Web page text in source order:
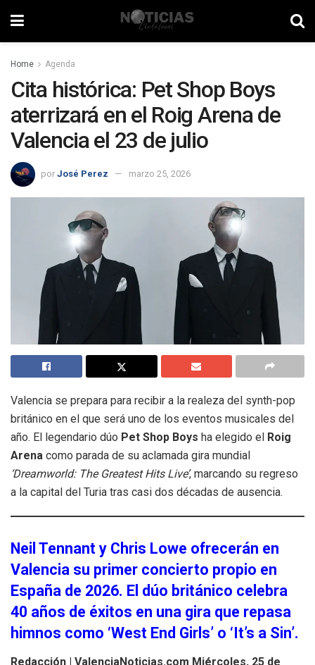
Home Agenda
Cita histórica: Pet Shop Boys
aterrizará en el Roig Arena de
Valencia el 23 de julio
por José Perez marzo 25, 2026
Valencia se prepara para recibir a la realeza del synth-pop
británico en el que será uno de los eventos musicales del
año. El legendario dúo Pet Shop Boys ha elegido el Roig
Arena como parada de su aclamada gira mundial
‘Dreamworld: The Greatest Hits Live’, marcando su regreso
a la capital del Turia tras casi dos décadas de ausencia.
Neil Tennant y Chris Lowe ofrecerán en
Valencia su primer concierto propio en
España de 2026. El dúo británico celebra
40 años de éxitos en una gira que repasa
himnos como ‘West End Girls’ o ‘It’s a Sin’.
Redacción | ValenciaNoticias.com Miércoles, 25 de